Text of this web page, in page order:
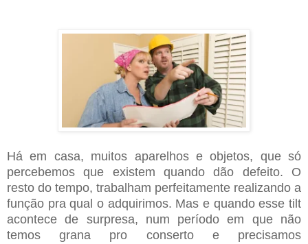
Há em casa, muitos aparelhos e objetos, que só
percebemos que existem quando dão defeito. O
resto do tempo, trabalham perfeitamente realizando a
função pra qual o adquirimos. Mas e quando esse tilt
acontece de surpresa, num período em que não
temos grana pro conserto e precisamos